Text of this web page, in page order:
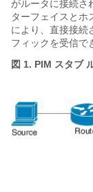
がルータに接続さ
ターフェイスとホ
により、直接接続
フィックを受信で
図 1. PIM スタブ